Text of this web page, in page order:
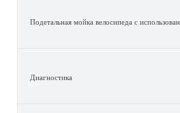
Подетальная мойка велосипеда с
Диагностика